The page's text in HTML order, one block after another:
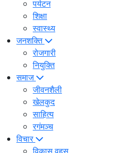
पर्यटन
शिक्षा
स्वास्थ्य
जनशक्ति
रोजगारी
नियुक्ति
समाज
जीवनशैली
खेलकुद
साहित्य
रगंमञ्च
विचार